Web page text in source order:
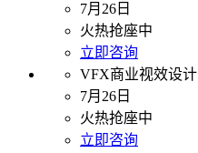
7月26日
火热抢座中
立即咨询
VFX商业视效设计
7月26日
火热抢座中
立即咨询